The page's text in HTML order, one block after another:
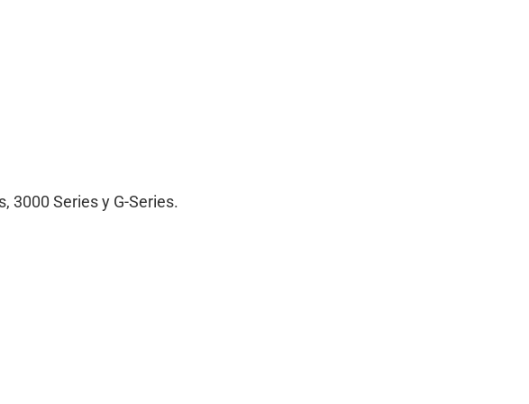
3000 Series y G-Series.